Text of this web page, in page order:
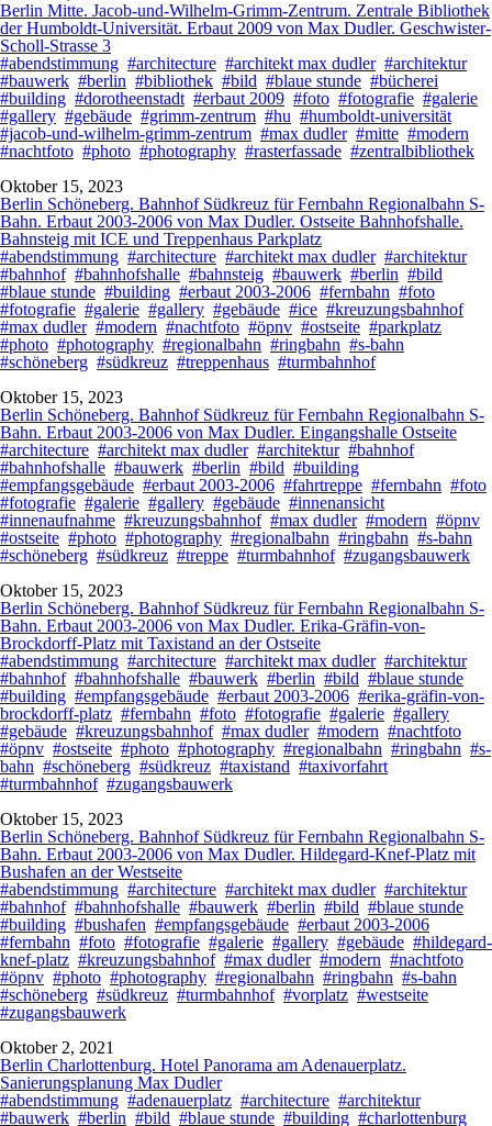
Berlin Mitte. Jacob-und-Wilhelm-Grimm-Zentrum. Zentrale Bibliothek
der Humboldt-Universität. Erbaut 2009 von Max Dudler. Geschwister-
Scholl-Strasse 3
#abendstimmung #architecture #architekt max dudler #architektur
#bauwerk #berlin #bibliothek #bild #blaue stunde #bücherei
#building #dorotheenstadt #erbaut 2009 #foto #fotografie #galerie
#gallery #gebäude #grimm-zentrum #hu #humboldt-universität
#jacob-und-wilhelm-grimm-zentrum #max dudler #mitte #modern
#nachtfoto #photo #photography #rasterfassade #zentralbibliothek
Oktober 15, 2023
Berlin Schöneberg. Bahnhof Südkreuz für Fernbahn Regionalbahn S-
Bahn. Erbaut 2003-2006 von Max Dudler. Ostseite Bahnhofshalle.
Bahnsteig mit ICE und Treppenhaus Parkplatz
#abendstimmung #architecture #architekt max dudler #architektur
#bahnhof #bahnhofshalle #bahnsteig #bauwerk #berlin #bild
#blaue stunde #building #erbaut 2003-2006 #fernbahn #foto
#fotografie #galerie #gallery #gebäude #ice #kreuzungsbahnhof
#max dudler #modern #nachtfoto #öpnv #ostseite #parkplatz
#photo #photography #regionalbahn #ringbahn #s-bahn
#schöneberg #südkreuz #treppenhaus #turmbahnhof
Oktober 15, 2023
Berlin Schöneberg. Bahnhof Südkreuz für Fernbahn Regionalbahn S-
Bahn. Erbaut 2003-2006 von Max Dudler. Eingangshalle Ostseite
#architecture #architekt max dudler #architektur #bahnhof
#bahnhofshalle #bauwerk #berlin #bild #building
#empfangsgebäude #erbaut 2003-2006 #fahrtreppe #fernbahn #foto
#fotografie #galerie #gallery #gebäude #innenansicht
#innenaufnahme #kreuzungsbahnhof #max dudler #modern #öpnv
#ostseite #photo #photography #regionalbahn #ringbahn #s-bahn
#schöneberg #südkreuz #treppe #turmbahnhof #zugangsbauwerk
Oktober 15, 2023
Berlin Schöneberg. Bahnhof Südkreuz für Fernbahn Regionalbahn S-
Bahn. Erbaut 2003-2006 von Max Dudler. Erika-Gräfin-von-
Brockdorff-Platz mit Taxistand an der Ostseite
#abendstimmung #architecture #architekt max dudler #architektur
#bahnhof #bahnhofshalle #bauwerk #berlin #bild #blaue stunde
#building #empfangsgebäude #erbaut 2003-2006 #erika-gräfin-von-
brockdorff-platz #fernbahn #foto #fotografie #galerie #gallery
#gebäude #kreuzungsbahnhof #max dudler #modern #nachtfoto
#öpnv #ostseite #photo #photography #regionalbahn #ringbahn #s-
bahn #schöneberg #südkreuz #taxistand #taxivorfahrt
#turmbahnhof #zugangsbauwerk
Oktober 15, 2023
Berlin Schöneberg. Bahnhof Südkreuz für Fernbahn Regionalbahn S-
Bahn. Erbaut 2003-2006 von Max Dudler. Hildegard-Knef-Platz mit
Bushafen an der Westseite
#abendstimmung #architecture #architekt max dudler #architektur
#bahnhof #bahnhofshalle #bauwerk #berlin #bild #blaue stunde
#building #bushafen #empfangsgebäude #erbaut 2003-2006
#fernbahn #foto #fotografie #galerie #gallery #gebäude #hildegard-
knef-platz #kreuzungsbahnhof #max dudler #modern #nachtfoto
#öpnv #photo #photography #regionalbahn #ringbahn #s-bahn
#schöneberg #südkreuz #turmbahnhof #vorplatz #westseite
#zugangsbauwerk
Oktober 2, 2021
Berlin Charlottenburg. Hotel Panorama am Adenauerplatz.
Sanierungsplanung Max Dudler
#abendstimmung #adenauerplatz #architecture #architektur
#bauwerk #berlin #bild #blaue stunde #building #charlottenburg